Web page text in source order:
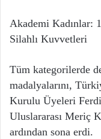
Akademi Kadınlar:
Silahlı Kuvvetleri
Tüm kategorilerde
madalyalarını,
Kurulu Üyeleri
Uluslararası Meriç
ardından sona erdi.